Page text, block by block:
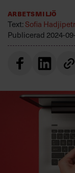
Kontakta oss
Kundservice
Villkor och
Arbetsmiljö
Text:Sofia
Publicerad 2024-